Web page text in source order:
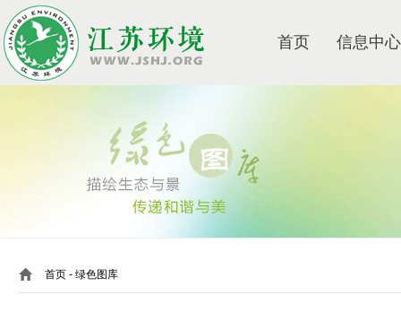
首页 信息中心
首页 - 绿色图库